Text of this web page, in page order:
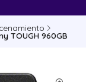
TOUGH 960GB